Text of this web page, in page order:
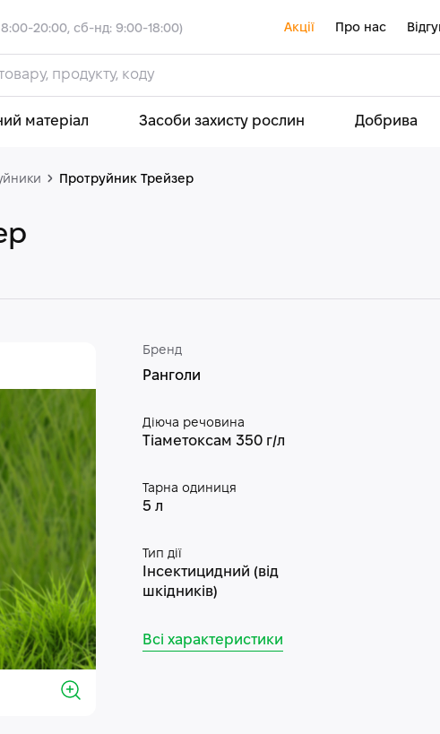
20:00, сб-нд: 9:00-18:00) Акції Про нас
матеріал Засоби захисту рослин Добрива
Протруйник Трейзер
Бренд
Ранголи
Діюча речовина
Тіаметоксам 350 г/л
Тарна одиниця
5 л
Тип дії
Інсектицидний (від
шкідників)
Всі характеристики